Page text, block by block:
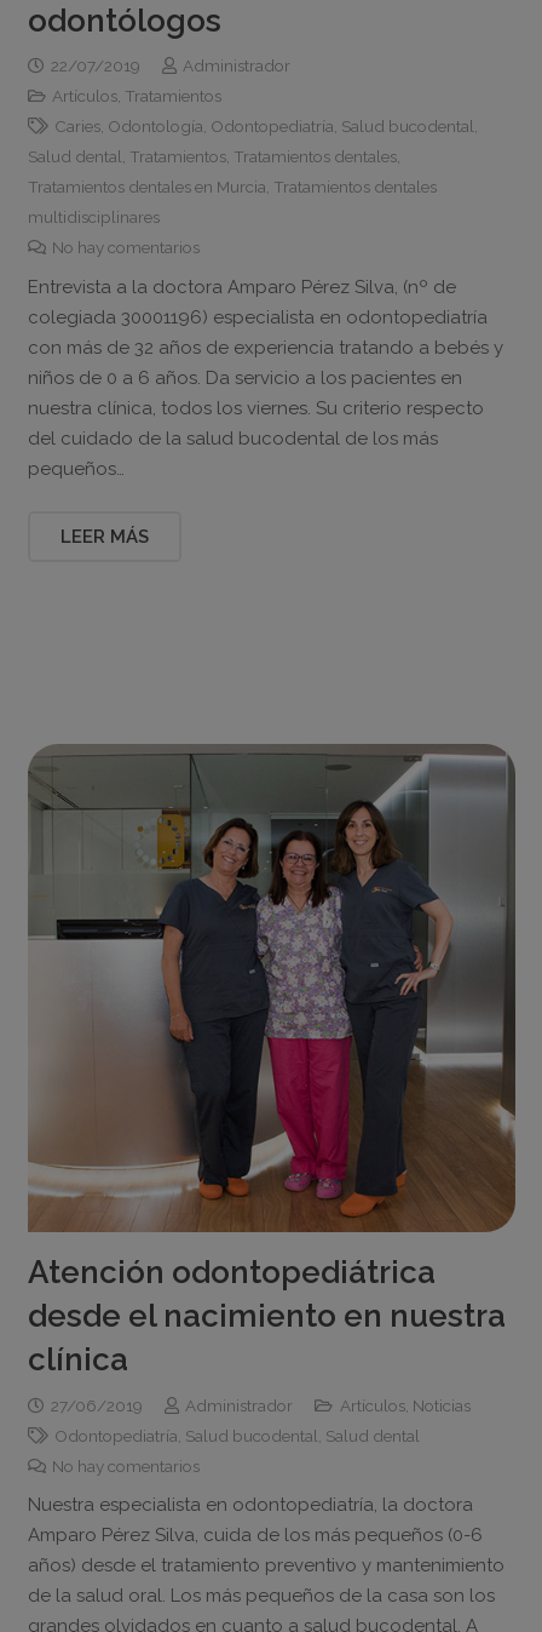
odontólogos
22/07/2019
Administrador
Artículos, Tratamientos
Caries, Odontología Odontopediatría Salud bucodental
Salud dental Tratamientos, Tratamientos dentales,
Tratamientos dentales en Murcia Tratamientos dentales
multidisciplinares
No hay comentarios
Entrevista a la doctora Amparo Pérez Silva, (nº de
colegiada 30001196) especialista en odontopediatría
con más de 32 años de experiencia tratando a bebés y
niños de 0 a 6 años. Da servicio a los pacientes en
nuestra clínica, todos los viernes. Su criterio respecto
del cuidado de la salud bucodental de los más
pequeños…
LEER MÁS
Atención odontopediátrica
desde el nacimiento en nuestra
clínica
27/06/2019 Administrador Artículos, Noticias
Odontopediatría Salud bucodental Salud dental
No hay comentarios
Nuestra especialista en odontopediatría, la doctora
Amparo Pérez Silva, cuida de los más pequeños (0-6
años) desde el tratamiento preventivo y mantenimiento
de la salud oral. Los más pequeños de la casa son los
grandes olvidados en cuanto a salud bucodental. A